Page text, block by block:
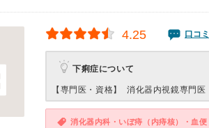
4.25 口コ
下痢症について
【専門医・資格】 消化器内視鏡専門医
消化器内科・いぼ痔（内痔核）・血便